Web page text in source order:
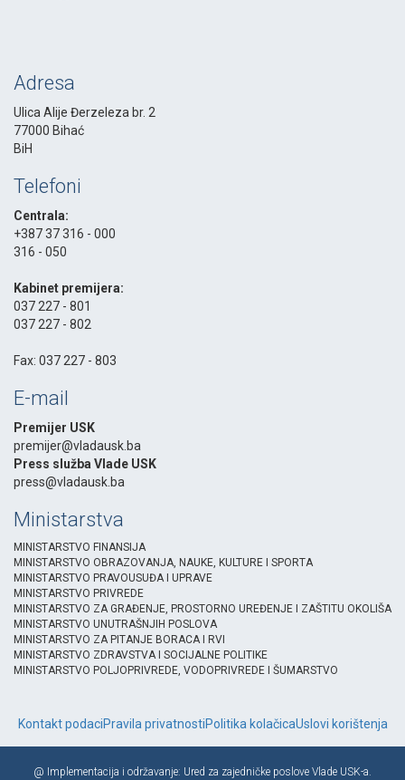
Adresa
Ulica Alije Đerzeleza br. 2
77000 Bihać
BiH
Telefoni
Centrala:
+387 37 316 - 000
316 - 050
Kabinet premijera:
037 227 - 801
037 227 - 802
Fax: 037 227 - 803
E-mail
Premijer USK
premijer@vladausk.ba
Press služba Vlade USK
press@vladausk.ba
Ministarstva
MINISTARSTVO FINANSIJA
MINISTARSTVO OBRAZOVANJA, NAUKE, KULTURE I SPORTA
MINISTARSTVO PRAVOUSUĐA I UPRAVE
MINISTARSTVO PRIVREDE
MINISTARSTVO ZA GRAĐENJE, PROSTORNO UREĐENJE I ZAŠTITU OKOLIŠA
MINISTARSTVO UNUTRAŠNJIH POSLOVA
MINISTARSTVO ZA PITANJE BORACA I RVI
MINISTARSTVO ZDRAVSTVA I SOCIJALNE POLITIKE
MINISTARSTVO POLJOPRIVREDE, VODOPRIVREDE I ŠUMARSTVO
Kontakt podaciPravila privatnostiPolitika kolačicaUslovi korištenja
@ Implementacija i održavanje: Ured za zajedničke poslove Vlade USK-a.